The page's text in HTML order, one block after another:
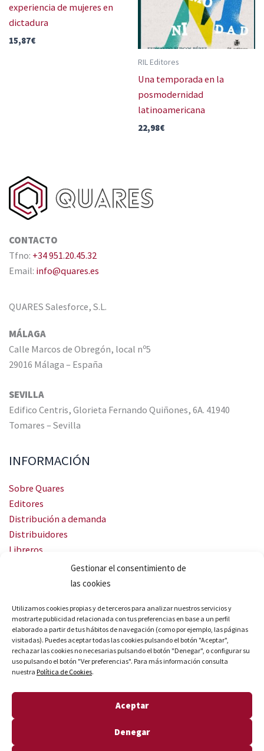
Gestionar el consentimiento de
las cookies
Utilizamos cookies propias y de terceros para analizar nuestros servicios y
mostrarte publicidad relacionada con tus preferencias en base a un perfil
elaborado a partir de tus hábitos de navegación (como por ejemplo, las páginas
visitadas). Puedes aceptar todas las cookies pulsando el botón "Aceptar",
rechazar las cookies no necesarias pulsando el botón "Denegar", o configurar su
uso pulsando el botón "Ver preferencias". Para más información consulta
nuestra Política de Cookies.
Aceptar
Denegar
experiencia de mujeres en
dictadura
15,87€
RIL Editores
Una temporada en la
posmodernidad
latinoamericana
22,98€
CONTACTO
Tfno: +34 951.20.45.32
Email: info@quares.es
QUARES Salesforce, S.L.
MÁLAGA
Calle Marcos de Obregón, local nº5
29016 Málaga – España
SEVILLA
Edifico Centris, Glorieta Fernando Quiñones, 6A. 41940
Tomares – Sevilla
INFORMACIÓN
Sobre Quares
Editores
Distribución a demanda
Distribuidores
Libreros
Servicio Landingweb
Crea tu audiobook
Aviso legal
Política de cookies